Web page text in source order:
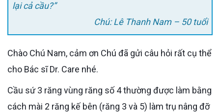
lại cả cầu?”
Chú: Lê Thanh Nam – 50 tuổi
Chào Chú Nam, cảm ơn Chú đã gửi câu hỏi rất cụ thể
cho Bác sĩ Dr. Care nhé.
Cầu sứ 3 răng vùng răng số 4 thường được làm bằng
cách mài 2 răng kế bên (răng 3 và 5) làm trụ nâng đỡ